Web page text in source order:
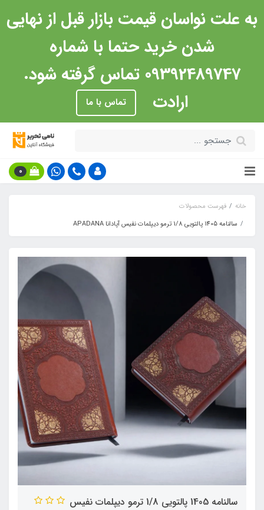
به علت نواسان قیمت بازار قبل از نهایی
شدن خرید حتما با شماره
09392489747 تماس گرفته شود.
ارادت
تماس با ما
0
خانه
فهرست محصولات
سالنامه 1405 پالتویی 1/8 ترمو دیپلمات نفیس آپادانا APADANA
سالنامه 1405 پالتویی 1/8 ترمو دیپلمات نفیس